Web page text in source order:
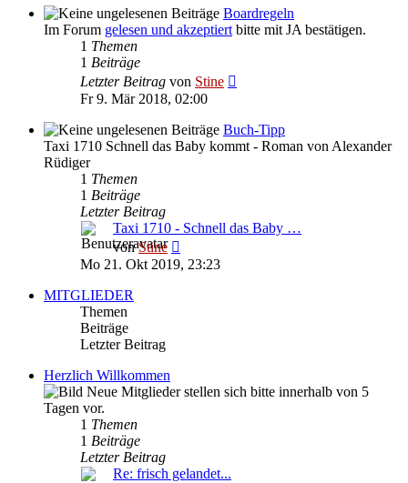
Boardregeln
Im Forum gelesen und akzeptiertbitte mit JA bestätigen.
1 Themen
1 Beiträge
Letzter Beitrag von Stine
Fr 9. Mär 2018, 02:00
Buch-Tipp
Taxi 1710 Schnell das Baby kommt - Roman von Alexander
Rüdiger
1 Themen
1 Beiträge
Letzter Beitrag
Taxi 1710 - Schnell das Baby …
vonStine
Beitrag
Mo 21. Okt 2019, 23:23
MITGLIEDER
Themen
Beiträge
Letzter Beitrag
Herzlich Willkommen
Neue Mitglieder stellen sich bitte innerhalb von 5
Tagen vor.
1 Themen
1 Beiträge
Letzter Beitrag
Re: frisch gelandet...